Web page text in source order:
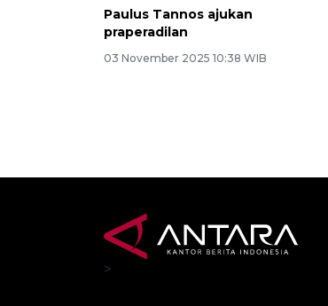
Paulus Tannos ajukan
praperadilan
03 November 2025 10:38 WIB
>